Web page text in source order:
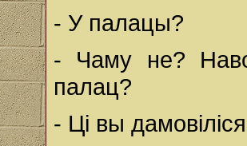
- У палацы?
- Чаму не?
палац?
- Ці вы